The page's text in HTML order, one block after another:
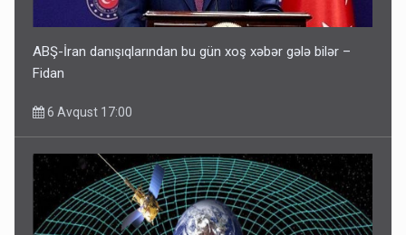
ABŞ-İran danışıqlarından bu gün xoş xəbər gələ bilər –
Fidan
6 Avqust 17:00